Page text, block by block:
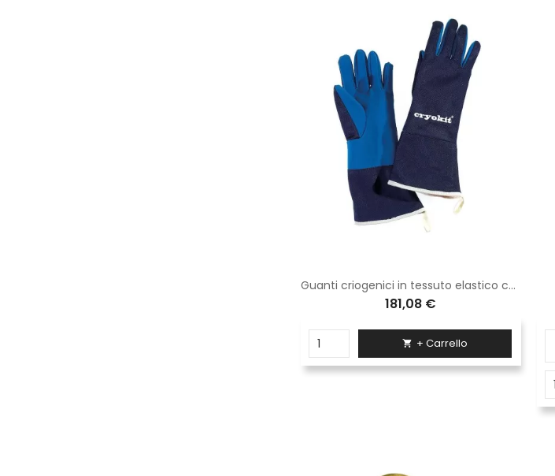
Guanti criogenici in tessuto elastico con speciale laminatura ed impermeabili con fodera termica per azoto liquido Logica
181,08 €
 + Carrello